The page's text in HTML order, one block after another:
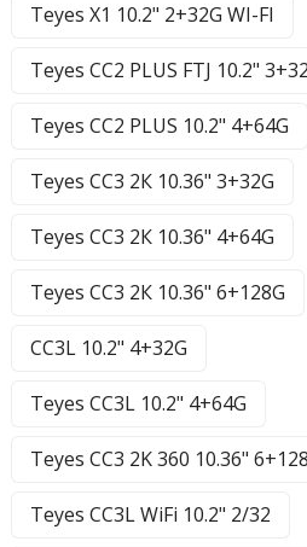
Teyes X1 10.2" 2+32G WI-FI
Teyes CC2 PLUS FTJ 10.2"
Teyes CC2 PLUS 10.2" 4+64G
Teyes CC3 2К 10.36" 3+32G
Teyes CC3 2К 10.36" 4+64G
Teyes CC3 2К 10.36" 6+128G
CC3L 10.2" 4+32G
Teyes CC3L 10.2" 4+64G
Teyes CC3 2K 360 10.36"
Teyes CC3L WiFi 10.2" 2/32